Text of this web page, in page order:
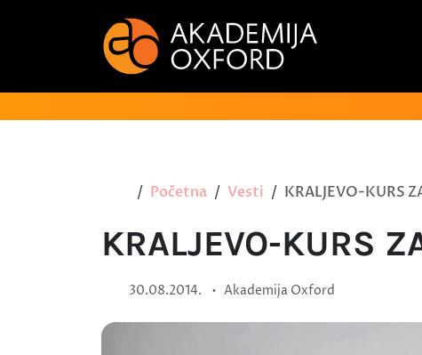
Početna Vesti KRALJEVO-KURS
KRALJEVO-KURS
30.08.2014. • Akademija Oxford